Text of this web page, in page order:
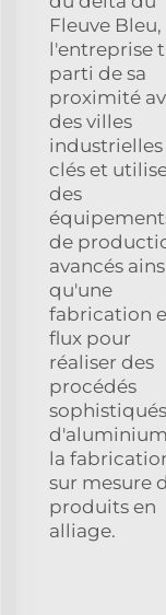
Fleuve Bleu,
l'entreprise
parti de sa
proximité
des villes
industrielles
clés et
des
de
avancés
qu'une
fabrication
flux pour
réaliser des
procédés
sophistiqués
la
sur mesure
produits en
alliage.